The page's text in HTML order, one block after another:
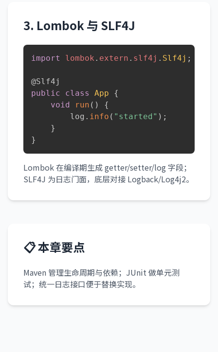
3. Lombok 与 SLF4J
import lombok . extern . slf4j . Slf4j ;
@Slf4j
public
class App
{
void
run ( )
{
        log
. info ( "started" ) ;
}
}
Lombok 在编译期生成 getter/setter/log 字段；
SLF4J 为日志门面，底层对接 Logback/Log4j2。
📋 本章要点
Maven 管理生命周期与依赖；JUnit 做单元测
试；统一日志接口便于替换实现。